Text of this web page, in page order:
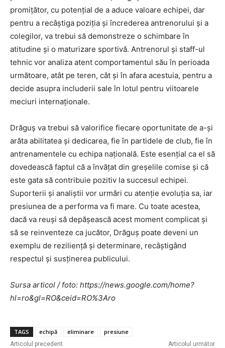
promițător, cu potențial de a aduce valoare echipei, dar
pentru a recâștiga poziția și încrederea antrenorului și a
colegilor, va trebui să demonstreze o schimbare în
atitudine și o maturizare sportivă. Antrenorul și staff-ul
tehnic vor analiza atent comportamentul său în perioada
următoare, atât pe teren, cât și în afara acestuia, pentru a
decide asupra includerii sale în lotul pentru viitoarele
meciuri internaționale.
Drăguș va trebui să valorifice fiecare oportunitate de a-și
arăta abilitatea și dedicarea, fie în partidele de club, fie în
antrenamentele cu echipa națională. Este esențial ca el să
dovedească faptul că a învățat din greșelile comise și că
este gata să contribuie pozitiv la succesul echipei.
Suporterii și analiștii vor urmări cu atenție evoluția sa, iar
presiunea de a performa va fi mare. Cu toate acestea,
dacă va reuși să depășească acest moment complicat și
să se reinventeze ca jucător, Drăguș poate deveni un
exemplu de reziliență și determinare, recâștigând
respectul și susținerea publicului.
Sursa articol / foto: https://news.google.com/home?
hl=ro&gl=RO&ceid=RO%3Aro
TAGS echipă eliminare presiune
Articolul precedent Articolul următor